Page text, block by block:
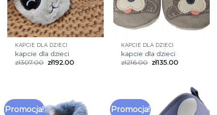
KAPCIE DLA DZIECI
kapcie dla dzieci
zł307.00 zł192.00
KAPCIE DLA DZIECI
kapcie dla dzieci
zł216.00 zł135.00
Promocja! Promocja!